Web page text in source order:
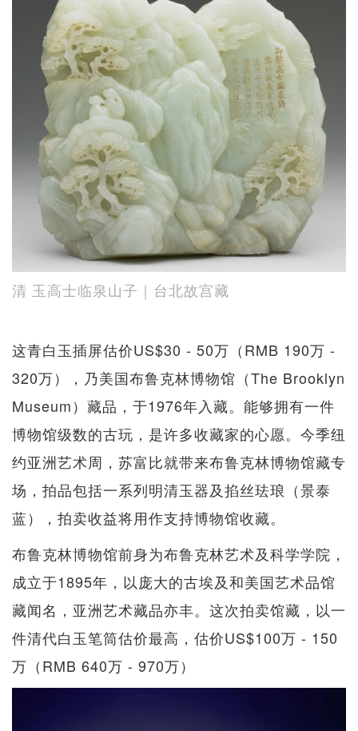
清 玉高士临泉山子｜台北故宫藏
这青白玉插屏估价US$30 - 50万（RMB 190万 -
320万），乃美国布鲁克林博物馆（The Brooklyn
Museum）藏品，于1976年入藏。能够拥有一件
博物馆级数的古玩，是许多收藏家的心愿。今季纽
约亚洲艺术周，苏富比就带来布鲁克林博物馆藏专
场，拍品包括一系列明清玉器及掐丝珐琅（景泰
蓝），拍卖收益将用作支持博物馆收藏。
布鲁克林博物馆前身为布鲁克林艺术及科学学院，
成立于1895年，以庞大的古埃及和美国艺术品馆
藏闻名，亚洲艺术藏品亦丰。这次拍卖馆藏，以一
件清代白玉笔筒估价最高，估价US$100万 - 150
万（RMB 640万 - 970万）